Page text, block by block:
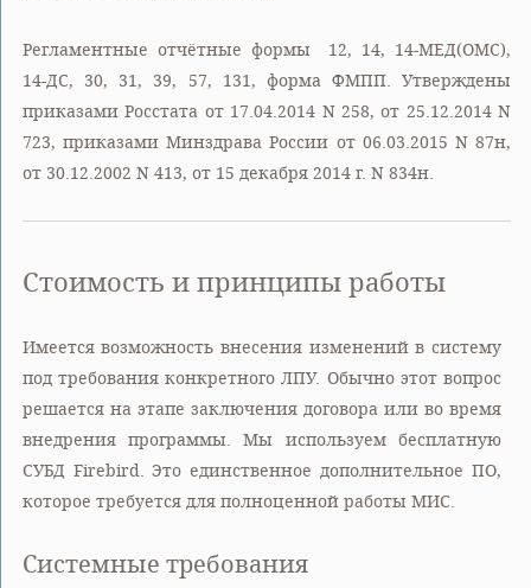
Регламентные отчётные формы 12, 14, 14-МЕД(ОМС),
14-ДС, 30, 31, 39, 57, 131, форма ФМПП. Утверждены
приказами Росстата от 17.04.2014 N 258, от 25.12.2014 N
723, приказами Минздрава России от 06.03.2015 N 87н,
от 30.12.2002 N 413, от 15 декабря 2014 г. N 834н.
Стоимость и принципы работы
Имеется возможность внесения изменений в систему
под требования конкретного ЛПУ. Обычно этот вопрос
решается на этапе заключения договора или во время
внедрения программы. Мы используем бесплатную
СУБД Firebird. Это единственное дополнительное ПО,
которое требуется для полноценной работы МИС.
Системные требования